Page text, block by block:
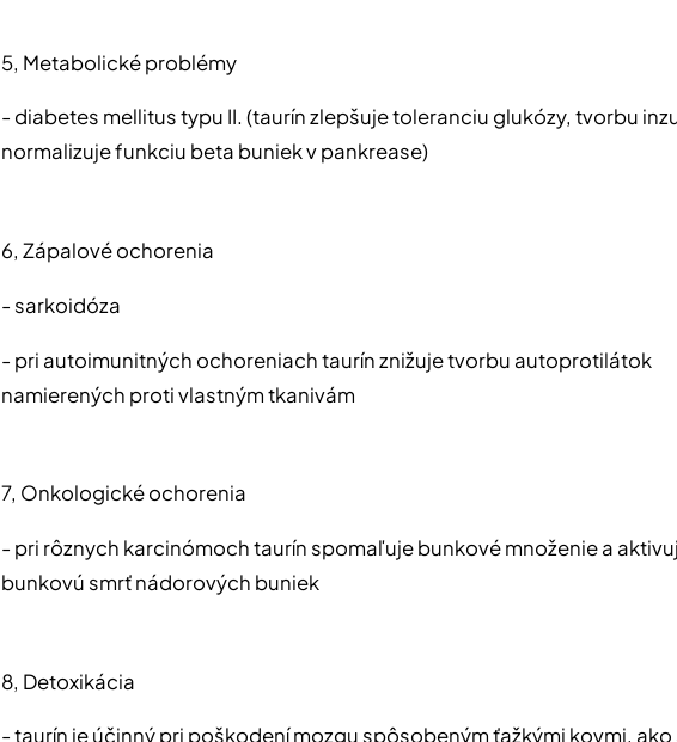
5, Metabolické problémy
- diabetes mellitus typu II. (taurín zlepšuje toleranciu glukózy, tvorbu
normalizuje funkciu beta buniek v pankrease)
6, Zápalové ochorenia
- sarkoidóza
- pri autoimunitných ochoreniach taurín znižuje tvorbu autoprotilátok
namierených proti vlastným tkanivám
7, Onkologické ochorenia
- pri rôznych karcinómoch taurín spomaľuje bunkové množenie a
bunkovú smrť nádorových buniek
8, Detoxikácia
- taurín je účinný pri poškodení mozgu spôsobeným ťažkými kovmi, ako